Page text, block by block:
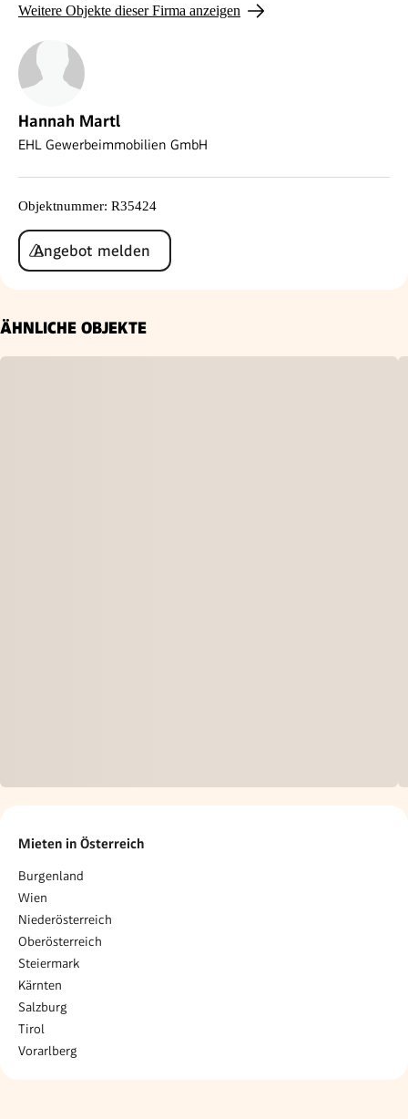
Weitere Objekte dieser Firma anzeigen
Hannah Martl
EHL Gewerbeimmobilien GmbH
Objektnummer: R35424
Angebot melden
ÄHNLICHE OBJEKTE
Mieten in Österreich
Burgenland
Wien
Niederösterreich
Oberösterreich
Steiermark
Kärnten
Salzburg
Tirol
Vorarlberg